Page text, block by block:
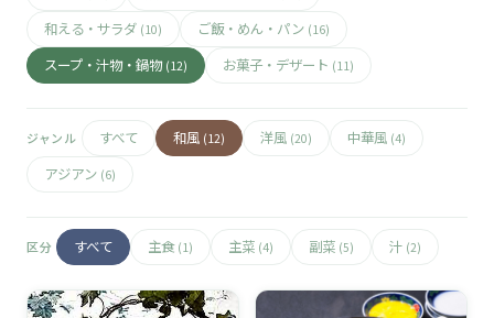
🥓
和える・サラダ (10) ご飯・めん・パン (16)
スープ・汁物・鍋物 (12) お菓子・デザート (11)
ジャンル すべて 和風 (12) 洋風 (20) 中華風 (4)
アジアン (6)
区分 すべて 主食 (1) 主菜 (4) 副菜 (5) 汁 (2)